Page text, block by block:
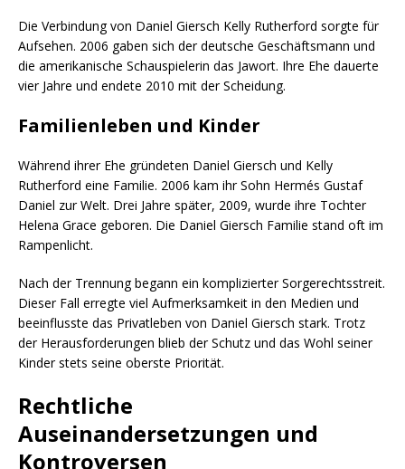
Die Verbindung von Daniel Giersch Kelly Rutherford sorgte für
Aufsehen. 2006 gaben sich der deutsche Geschäftsmann und
die amerikanische Schauspielerin das Jawort. Ihre Ehe dauerte
vier Jahre und endete 2010 mit der Scheidung.
Familienleben und Kinder
Während ihrer Ehe gründeten Daniel Giersch und Kelly
Rutherford eine Familie. 2006 kam ihr Sohn Hermés Gustaf
Daniel zur Welt. Drei Jahre später, 2009, wurde ihre Tochter
Helena Grace geboren. Die Daniel Giersch Familie stand oft im
Rampenlicht.
Nach der Trennung begann ein komplizierter Sorgerechtsstreit.
Dieser Fall erregte viel Aufmerksamkeit in den Medien und
beeinflusste das Privatleben von Daniel Giersch stark. Trotz
der Herausforderungen blieb der Schutz und das Wohl seiner
Kinder stets seine oberste Priorität.
Rechtliche
Auseinandersetzungen und
Kontroversen